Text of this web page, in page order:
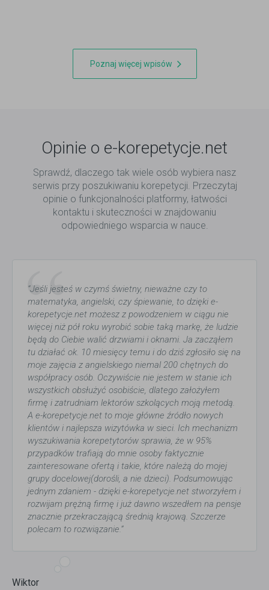
Poznaj więcej wpisów
Opinie o e-korepetycje.net
Sprawdź, dlaczego tak wiele osób wybiera nasz
serwis przy poszukiwaniu korepetycji. Przeczytaj
opinie o funkcjonalności platformy, łatwości
kontaktu i skuteczności w znajdowaniu
odpowiedniego wsparcia w nauce.
“Jeśli jesteś w czymś świetny, nieważne czy to
matematyka, angielski, czy śpiewanie, to dzięki e-
korepetycje.net możesz z powodzeniem w ciągu nie
więcej niż pół roku wyrobić sobie taką markę, że ludzie
będą do Ciebie walić drzwiami i oknami. Ja zacząłem
tu działać ok. 10 miesięcy temu i do dziś zgłosiło się na
moje zajęcia z angielskiego niemal 200 chętnych do
współpracy osób. Oczywiście nie jestem w stanie ich
wszystkich obsłużyć osobiście, dlatego założyłem
firmę i zatrudniam lektorów szkolących moją metodą.
A e-korepetycje.net to moje główne źródło nowych
klientów i najlepsza wizytówka w sieci. Ich mechanizm
wyszukiwania korepetytorów sprawia, że w 95%
przypadków trafiają do mnie osoby faktycznie
zainteresowane ofertą i takie, które należą do mojej
grupy docelowej(dorośli, a nie dzieci). Podsumowując
jednym zdaniem - dzięki e-korepetycje.net stworzyłem i
rozwijam prężną firmę i już dawno wszedłem na pensje
znacznie przekraczającą średnią krajową. Szczerze
polecam to rozwiązanie.”
Wiktor